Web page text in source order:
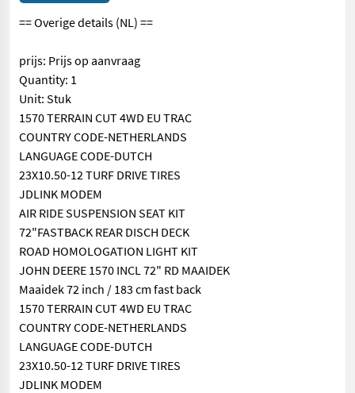
== Overige details (NL) ==
prijs: Prijs op aanvraag
Quantity: 1
Unit: Stuk
1570 TERRAIN CUT 4WD EU TRAC
COUNTRY CODE-NETHERLANDS
LANGUAGE CODE-DUTCH
23X10.50-12 TURF DRIVE TIRES
JDLINK MODEM
AIR RIDE SUSPENSION SEAT KIT
72"FASTBACK REAR DISCH DECK
ROAD HOMOLOGATION LIGHT KIT
JOHN DEERE 1570 INCL 72" RD MAAIDEK
Maaidek 72 inch / 183 cm fast back
1570 TERRAIN CUT 4WD EU TRAC
COUNTRY CODE-NETHERLANDS
LANGUAGE CODE-DUTCH
23X10.50-12 TURF DRIVE TIRES
JDLINK MODEM